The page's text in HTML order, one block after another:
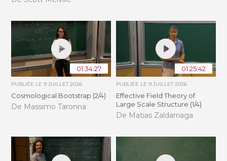
01:34:27
PUBLIÉE LE9 JUILLET 2026
Cosmological Bootstrap (2/4)
De Massimo Taronna
01:25:42
PUBLIÉE LE 9 JUILLET 2026
Effective Field Theory of
Large Scale Structure (1/4)
De Matias Zaldarriaga